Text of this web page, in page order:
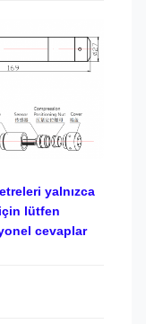
yalnızca
için lütfen
cevaplar